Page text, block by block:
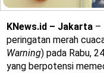
KNews.id – Jakarta –
peringatan merah
Warning) pada Rabu,
yang berpotensi